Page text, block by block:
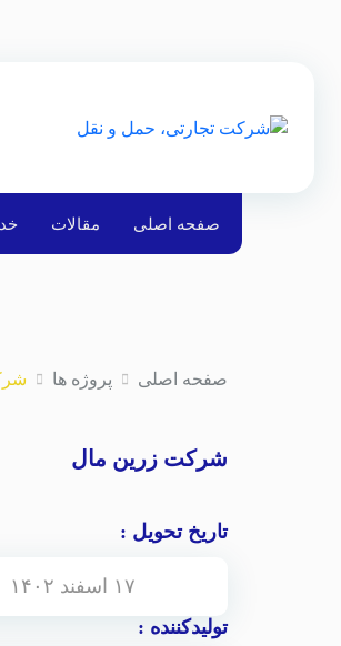
صفحه اصلی مقالات
صفحه اصلی پروژه ها
شرکت زرین مال
تاریخ تحویل :
۱۷ اسفند ۱۴۰۲
تولیدکننده :